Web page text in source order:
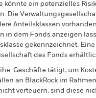
könnte ein potenzielles
Die
Anteilsklassen
in dem Fonds anzeigen
gekennzeichnet.
des Fonds
Geschäfte tätigt, um
an BlackRock im
verteuern, sind diese